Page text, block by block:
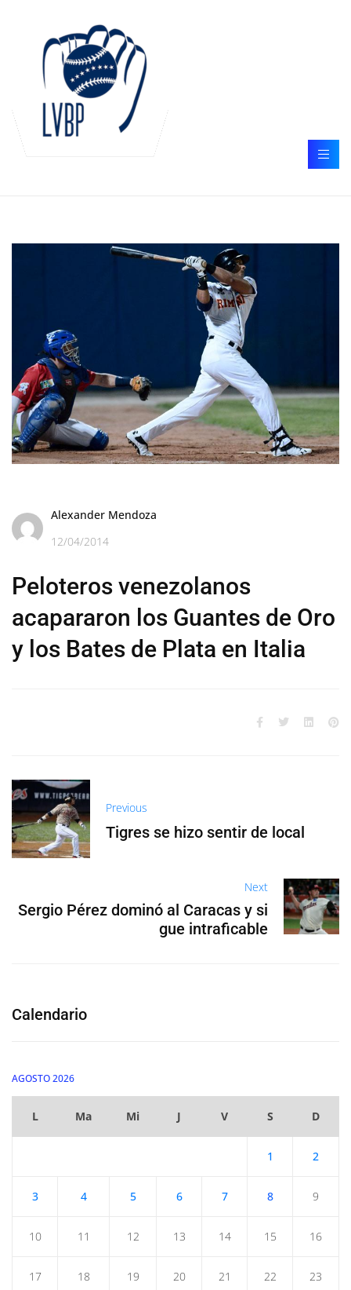
Alexander Mendoza
12/04/2014
Peloteros venezolanos
acapararon los Guantes de Oro
y los Bates de Plata en Italia
Previous
Tigres se hizo sentir de local
Next
Sergio Pérez dominó al Caracas y si
gue intraficable
Calendario
AGOSTO 2026
L Ma Mi J V S D
1 2
3 4 5 6 7 8 9
10 11 12 13 14 15 16
17 18 19 20 21 22 23